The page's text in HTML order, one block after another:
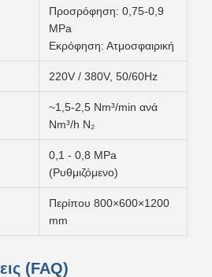
Προσρόφηση: 0,75-0,9
MPa
Εκρόφηση: Ατμοσφαιρική
220V / 380V, 50/60Hz
~1,5-2,5 Nm³/min ανά
Nm³/h N₂
0,1 - 0,8 MPa
(Ρυθμιζόμενο)
Περίπου 800×600×1200
mm
(FAQ)